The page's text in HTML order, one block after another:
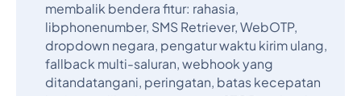
membalik bendera fitur: rahasia,
libphonenumber, SMS Retriever, WebOTP,
dropdown negara, pengatur waktu kirim ulang,
fallback multi-saluran, webhook yang
ditandatangani, peringatan, batas kecepatan